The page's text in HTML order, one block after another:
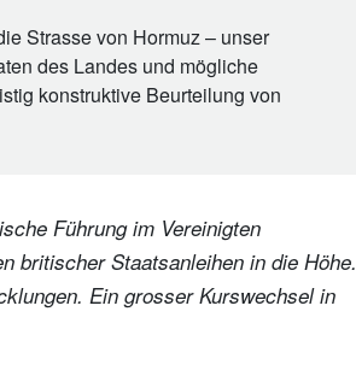
Strasse von Hormuz – unser
des Landes und mögliche
konstruktive Beurteilung von
Führung im Vereinigten
britischer Staatsanleihen in die Höhe.
Ein grosser Kurswechsel in